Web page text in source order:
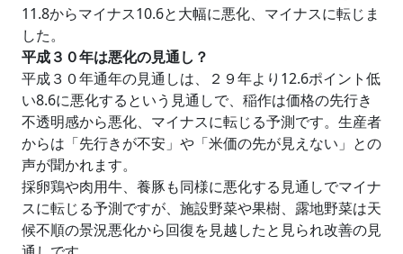
11.8からマイナス10.6と大幅に悪化、マイナスに転じま
した。
平成３０年は悪化の見通し？
平成３０年通年の見通しは、２９年より12.6ポイント低
い8.6に悪化するという見通しで、稲作は価格の先行き
不透明感から悪化、マイナスに転じる予測です。生産者
からは「先行きが不安」や「米価の先が見えない」との
声が聞かれます。
採卵鶏や肉用牛、養豚も同様に悪化する見通しでマイナ
スに転じる予測ですが、施設野菜や果樹、露地野菜は天
候不順の景況悪化から回復を見越したと見られ改善の見